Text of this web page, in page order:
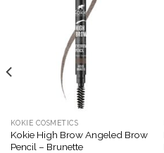
KOKIE COSMETICS
Kokie High Brow Angeled Brow
Pencil – Brunette